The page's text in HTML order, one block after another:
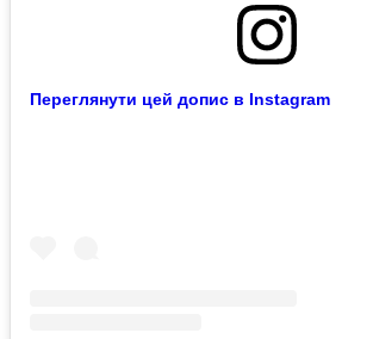
Переглянути цей допис в Instagram